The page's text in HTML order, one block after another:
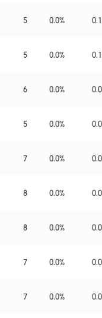
5 0.0% 0.1
5 0.0% 0.1
6 0.0% 0.0
5 0.0% 0.0
7 0.0% 0.0
8 0.0% 0.0
8 0.0% 0.0
7 0.0% 0.0
7 0.0% 0.0